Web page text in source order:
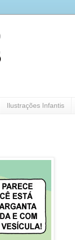
Ilustrações Infantis